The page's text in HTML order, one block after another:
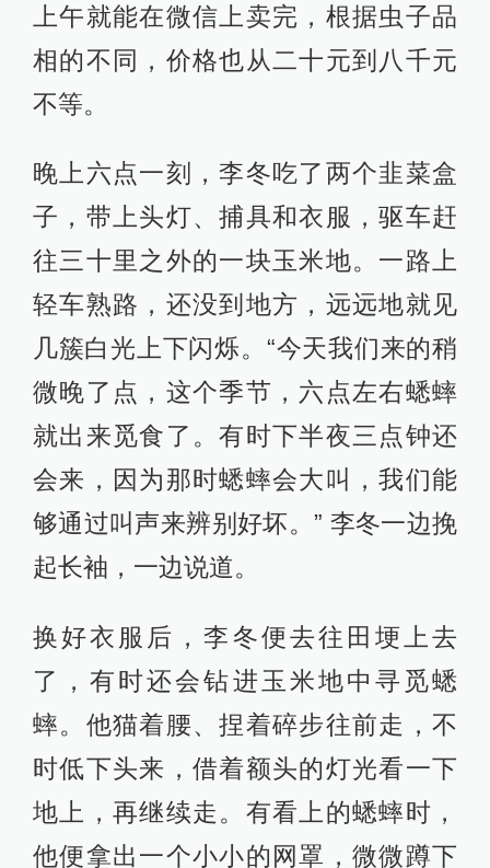
上午就能在微信上卖完，根据虫子品
相的不同，价格也从二十元到八千元
不等。
晚上六点一刻，李冬吃了两个韭菜盒
子，带上头灯、捕具和衣服，驱车赶
往三十里之外的一块玉米地。一路上
轻车熟路，还没到地方，远远地就见
几簇白光上下闪烁。“今天我们来的稍
微晚了点，这个季节，六点左右蟋蟀
就出来觅食了。有时下半夜三点钟还
会来，因为那时蟋蟀会大叫，我们能
够通过叫声来辨别好坏。” 李冬一边挽
起长袖，一边说道。
换好衣服后，李冬便去往田埂上去
了，有时还会钻进玉米地中寻觅蟋
蟀。他猫着腰、捏着碎步往前走，不
时低下头来，借着额头的灯光看一下
地上，再继续走。有看上的蟋蟀时，
他便拿出一个小小的网罩，微微蹲下